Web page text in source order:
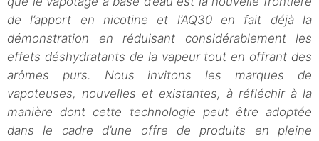
de l’apport en nicotine et l’AQ30 en fait déjà la
démonstration en réduisant considérablement les
effets déshydratants de la vapeur tout en offrant des
arômes purs. Nous invitons les marques de
vapoteuses, nouvelles et existantes, à réfléchir à la
manière dont cette technologie peut être adoptée
dans le cadre d’une offre de produits en pleine